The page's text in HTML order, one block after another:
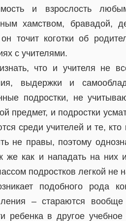
и взрослость
хамством, бравадой,
точит коготки об
с учителями.
что и учителя не
выдержки и
подростки, не
предмет, и подростки
среди учителей и те,
не правы, поэтому
же как и нападать на них
подростков легкой не
подобного рода
– стараются
ребенка в другое